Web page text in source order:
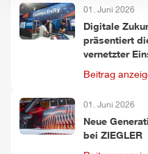
01. Juni 2026
Digitale
präsentiert
vernetzter
Beitrag
01. Juni 2026
Neue
bei ZIEGLER